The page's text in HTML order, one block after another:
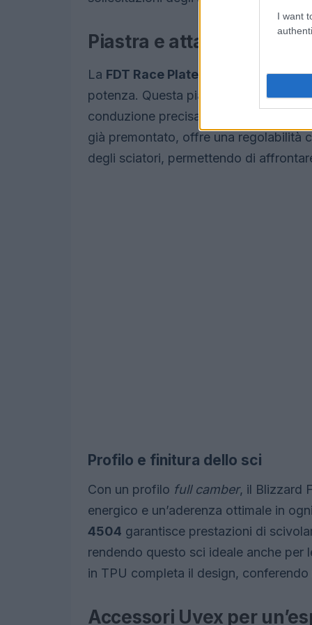
I want
Piastra e attacco:
La FDT Race Plate Pro B
è un
potenza. Questa piastra assicura un
conduzione precisa e una risposta
già premontato, offre una regolabilità
degli sciatori, permettendo di
Profilo e finitura dello sci
Con un profilo full camber, il Blizzard
energico e un’aderenza ottimale in
4504 garantisce prestazioni di
rendendo questo sci ideale anche
in TPU completa il design,
Accessori Uvex per